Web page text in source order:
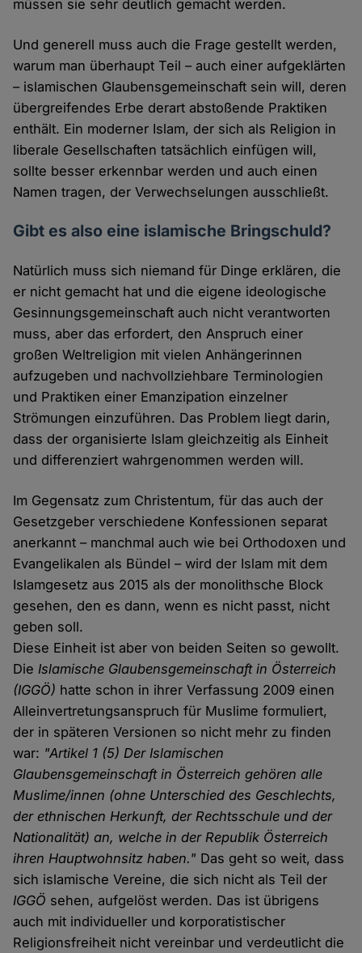
müssen sie sehr deutlich gemacht werden.
Und generell muss auch die Frage gestellt werden,
warum man überhaupt Teil – auch einer aufgeklärten
– islamischen Glaubensgemeinschaft sein will, deren
übergreifendes Erbe derart abstoßende Praktiken
enthält. Ein moderner Islam, der sich als Religion in
liberale Gesellschaften tatsächlich einfügen will,
sollte besser erkennbar werden und auch einen
Namen tragen, der Verwechselungen ausschließt.
Gibt es also eine islamische Bringschuld?
Natürlich muss sich niemand für Dinge erklären, die
er nicht gemacht hat und die eigene ideologische
Gesinnungsgemeinschaft auch nicht verantworten
muss, aber das erfordert, den Anspruch einer
großen Weltreligion mit vielen Anhängerinnen
aufzugeben und nachvollziehbare Terminologien
und Praktiken einer Emanzipation einzelner
Strömungen einzuführen. Das Problem liegt darin,
dass der organisierte Islam gleichzeitig als Einheit
und differenziert wahrgenommen werden will.
Im Gegensatz zum Christentum, für das auch der
Gesetzgeber verschiedene Konfessionen separat
anerkannt – manchmal auch wie bei Orthodoxen und
Evangelikalen als Bündel – wird der Islam mit dem
Islamgesetz aus 2015 als der monolithsche Block
gesehen, den es dann, wenn es nicht passt, nicht
geben soll.
Diese Einheit ist aber von beiden Seiten so gewollt.
DieIslamische Glaubensgemeinschaft in Österreich
(IGGÖ) hatte schon in ihrer Verfassung 2009 einen
Alleinvertretungsanspruch für Muslime formuliert,
der in späteren Versionen so nicht mehr zu finden
war: "Artikel 1 (5) Der Islamischen
Glaubensgemeinschaft in Österreich gehören alle
Muslime/innen (ohne Unterschied des Geschlechts,
der ethnischen Herkunft, der Rechtsschule und der
Nationalität) an, welche in der Republik Österreich
ihren Hauptwohnsitz haben." Das geht so weit, dass
sich islamische Vereine, die sich nicht als Teil der
IGGÖ sehen, aufgelöst werden. Das ist übrigens
auch mit individueller und korporatistischer
Religionsfreiheit nicht vereinbar und verdeutlicht die